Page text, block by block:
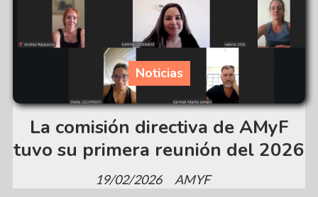
La comisión directiva de AMyF
tuvo su primera reunión del 2026
AMYF
Noticias
19/02/2026